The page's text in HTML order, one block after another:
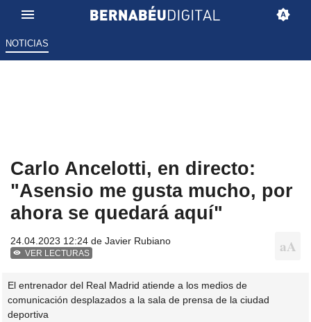
NOTICIAS
Carlo Ancelotti, en directo:
"Asensio me gusta mucho, por
ahora se quedará aquí"
24.04.2023 12:24 de Javier Rubiano
VER LECTURAS
El entrenador del Real Madrid atiende a los medios de
comunicación desplazados a la sala de prensa de la ciudad
deportiva